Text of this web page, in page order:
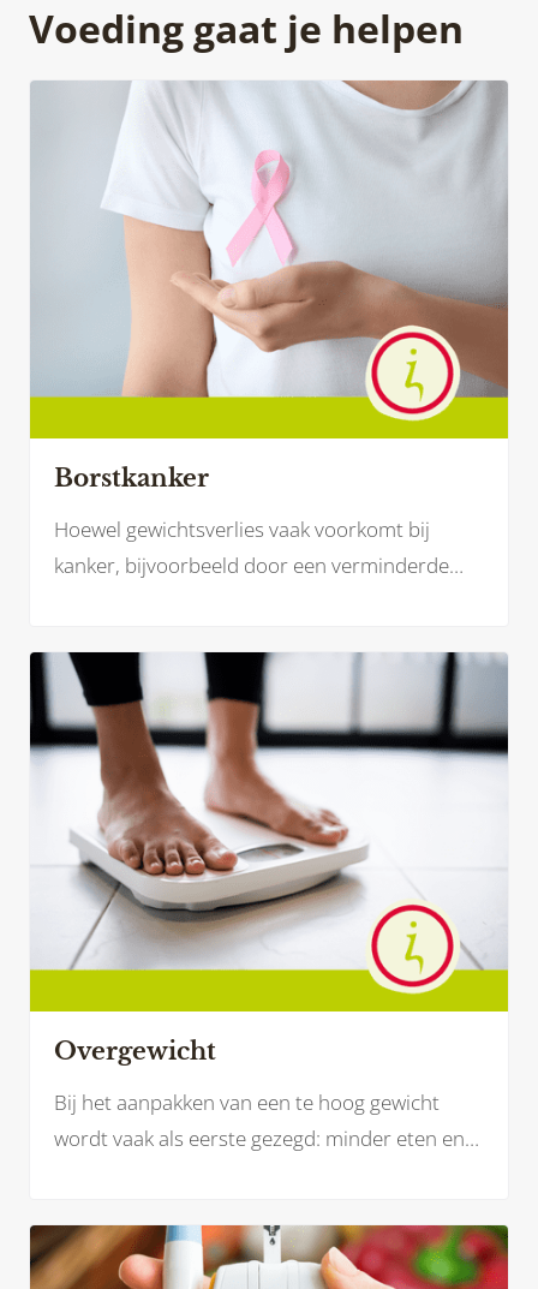
Voeding gaat je helpen
Borstkanker
Hoewel gewichtsverlies vaak voorkomt bij
kanker, bijvoorbeeld door een verminderde
medicatie – juist leiden tot gewichtstoename.
Overgewicht
Bij het aanpakken van een te hoog gewicht
wordt vaak als eerste gezegd: minder eten en
meer dan dat.